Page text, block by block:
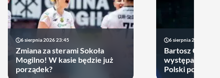
6 sierpnia 2026 23:45
Zmiana za sterami Sokoła
Mogilno! W kasie będzie już
porządek?
6 sierpnia 2026 17:40
Bartosz
występach w
Polski podjął